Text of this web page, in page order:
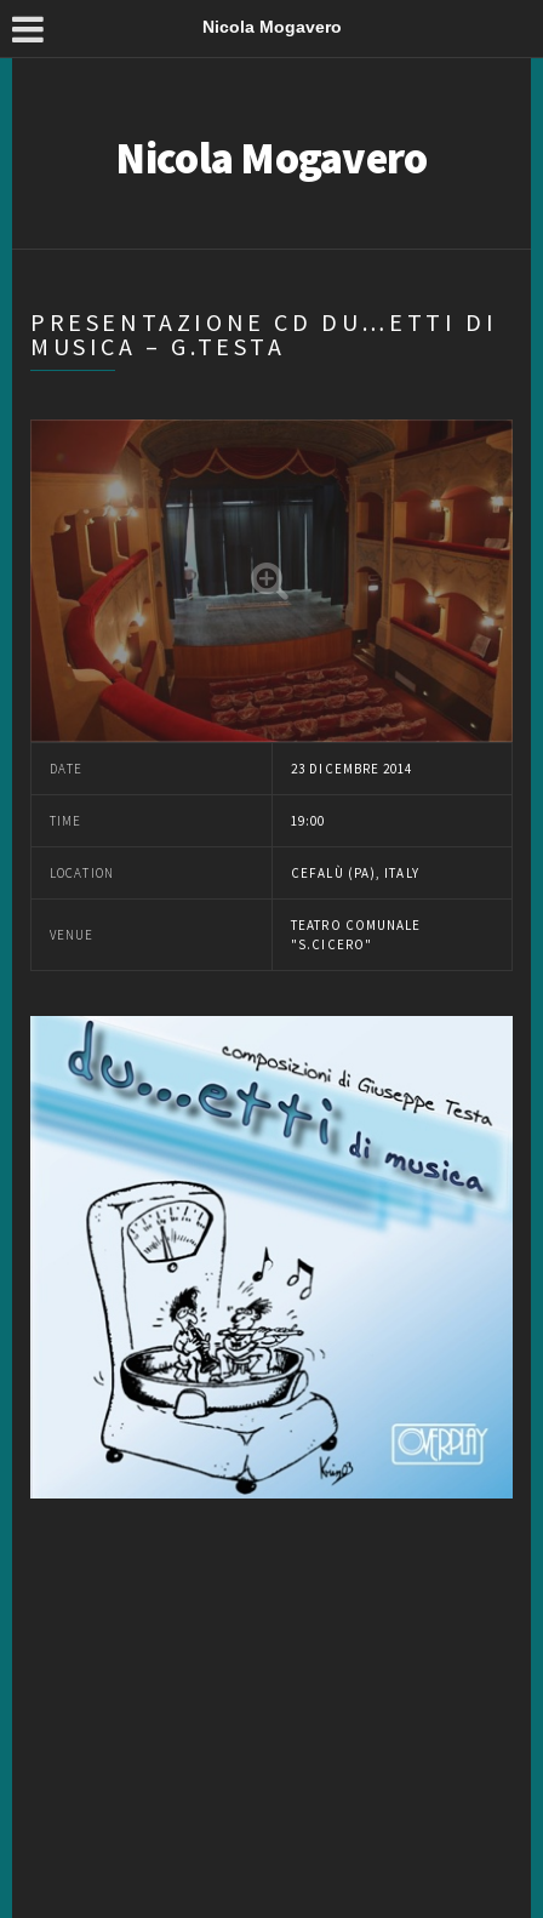
Nicola Mogavero
Nicola Mogavero
PRESENTAZIONE CD DU…ETTI DI
MUSICA – G.TESTA
DATE 23 DICEMBRE 2014
TIME 19:00
LOCATION CEFALÙ (PA), ITALY
VENUE
TEATRO COMUNALE
"S.CICERO"